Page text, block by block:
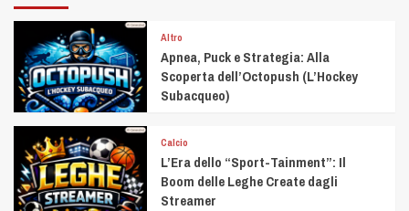
Altro
Apnea, Puck e Strategia: Alla
Scoperta dell’Octopush (L’Hockey
Subacqueo)
Calcio
L’Era dello “Sport-Tainment”: Il
Boom delle Leghe Create dagli
Streamer